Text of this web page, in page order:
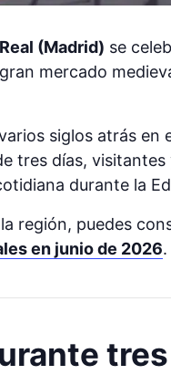
(Madrid) se
mercado
siglos atrás en
tres días,
durante la
región, puedes
en junio de 2026.